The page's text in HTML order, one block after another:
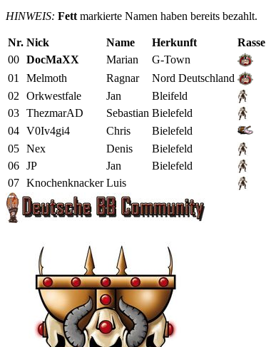
HINWEIS: Fett markierte Namen haben bereits bezahlt.
Nr. Nick Name Herkunft Rasse
00 DocMaXX Marian G-Town
01
Melmoth Ragnar Nord Deutschland
02
Orkwestfale Jan Bleifeld
03 ThezmarAD Sebastian Bielefeld
04 V0Iv4gi4 Chris Bielefeld
05 Nex Denis Bielefeld
06 JP Jan Bielefeld
07 Knochenknacker Luis